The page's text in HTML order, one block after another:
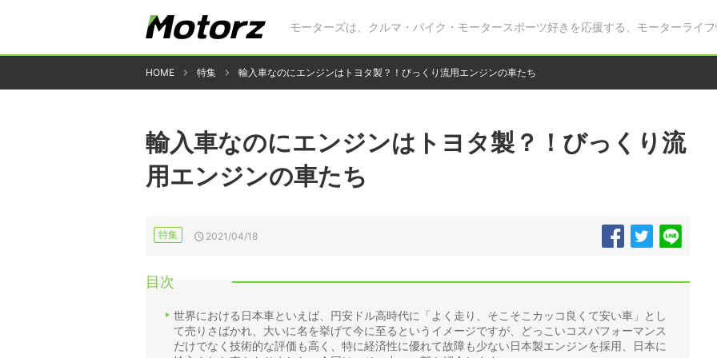
モーターズは、クルマ・バイク・モータースポーツ好きを応援する、モーターライフ
HOME 特集 輸入車なのにエンジンはトヨタ製？！びっくり流用エンジンの車たち
輸入車なのにエンジンはトヨタ製？！びっくり流
用エンジンの車たち
特集 2021/04/18
目次
世界における日本車といえば、円安ドル高時代に「よく走り、そこそこカッコ良くて安い車」とし
て売りさばかれ、大いに名を挙げて今に至るというイメージですが、どっこいコスパフォーマンス
だけでなく技術的な評価も高く、特に経済性に優れて故障も少ない日本製エンジンを採用、日本に